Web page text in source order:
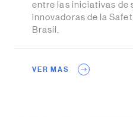
entre las iniciativas de
innovadoras de la
Brasil.
VER MAS